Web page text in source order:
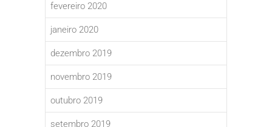
fevereiro 2020
janeiro 2020
dezembro 2019
novembro 2019
outubro 2019
setembro 2019